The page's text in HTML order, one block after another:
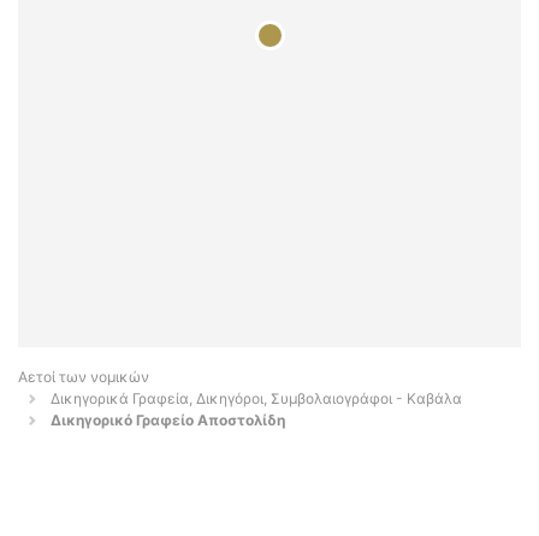
Αετοί των νομικών
Δικηγορικά Γραφεία, Δικηγόροι, Συμβολαιογράφοι - Καβάλα
Δικηγορικό Γραφείο Αποστολίδη